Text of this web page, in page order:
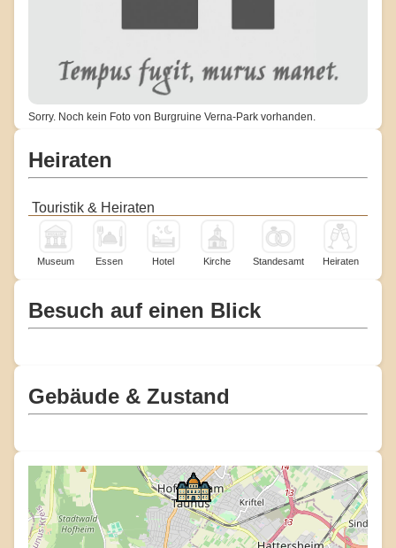
Sorry. Noch kein Foto von Burgruine Verna-Park vorhanden.
Heiraten
Touristik & Heiraten
Museum Essen Hotel Kirche Standesamt Heiraten
Besuch auf einen Blick
Gebäude & Zustand